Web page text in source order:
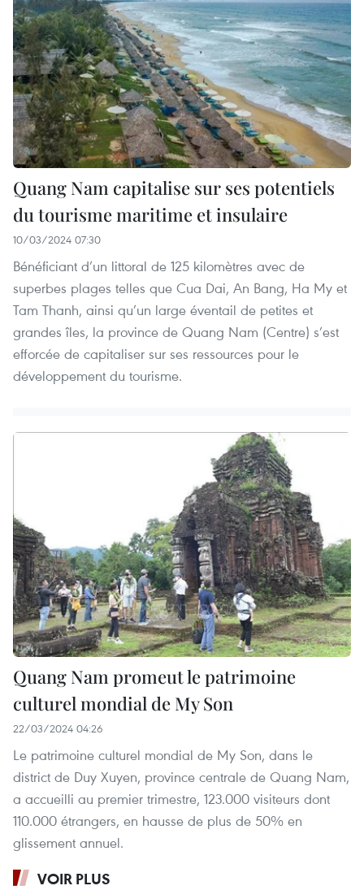
Quang Nam capitalise sur ses potentiels
du tourisme maritime et insulaire
10/03/2024 07:30
Bénéficiant d’un littoral de 125 kilomètres avec de
superbes plages telles que Cua Dai, An Bang, Ha My et
Tam Thanh, ainsi qu’un large éventail de petites et
grandes îles, la province de Quang Nam (Centre) s’est
efforcée de capitaliser sur ses ressources pour le
développement du tourisme.
Quang Nam promeut le patrimoine
culturel mondial de My Son
22/03/2024 04:26
Le patrimoine culturel mondial de My Son, dans le
district de Duy Xuyen, province centrale de Quang Nam,
a accueilli au premier trimestre, 123.000 visiteurs dont
110.000 étrangers, en hausse de plus de 50% en
glissement annuel.
VOIR PLUS